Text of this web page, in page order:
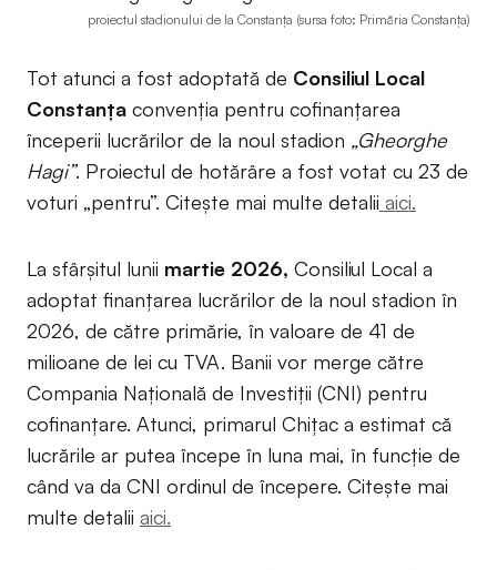
proiectul stadionului de la Constanța (sursa foto: Primăria Constanța)
Tot atunci a fost adoptată de Consiliul Local
Constanța convenția pentru cofinanțarea
începerii lucrărilor de la noul stadion „Gheorghe
Hagi”. Proiectul de hotărâre a fost votat cu 23 de
voturi „pentru”. Citește mai multe detalii aici.
La sfârșitul lunii martie 2026, Consiliul Local a
adoptat finanțarea lucrărilor de la noul stadion în
2026, de către primărie, în valoare de 41 de
milioane de lei cu TVA. Banii vor merge către
Compania Națională de Investiții (CNI) pentru
cofinanțare. Atunci, primarul Chițac a estimat că
lucrările ar putea începe în luna mai, în funcție de
când va da CNI ordinul de începere. Citește mai
multe detalii aici.